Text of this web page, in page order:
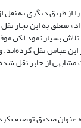
در دو کتاب مذکور تلاش
عباس نقل